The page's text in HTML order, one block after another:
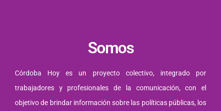
Somos
Córdoba Hoy es un proyecto colectivo, integrado por
trabajadores y profesionales de la comunicación, con el
objetivo de brindar información sobre las políticas públicas, los